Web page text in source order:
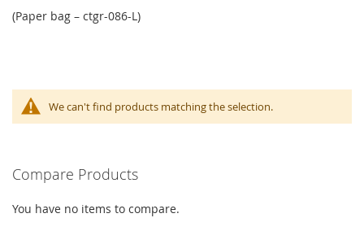
(Paper bag – ctgr-086-L)
We can't find products matching the selection.
Compare Products
You have no items to compare.